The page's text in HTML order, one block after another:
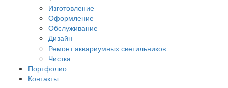
Изготовление
Оформление
Обслуживание
Дизайн
Ремонт аквариумных светильников
Чистка
Портфолио
Контакты